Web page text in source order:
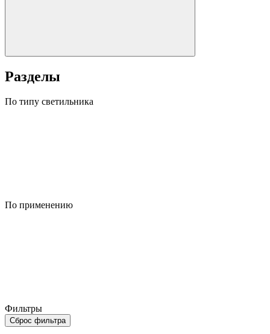
Разделы
По типу светильника
По применению
Фильтры
Сброс фильтра